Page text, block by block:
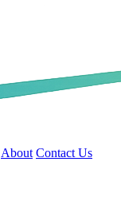
About Contact Us